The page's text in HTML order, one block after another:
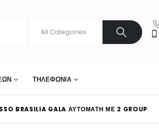
ΤΗΛΕΦΩΝΊΑ
BRASILIA GALA ΑΥΤΌΜΑΤΗ ΜΕ 2 GROUP